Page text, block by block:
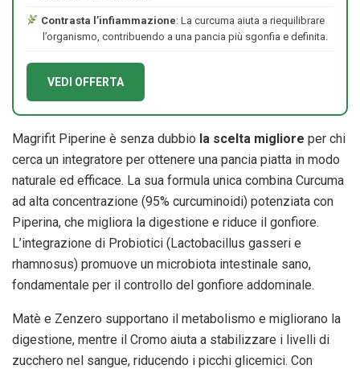
Contrasta l’infiammazione: La curcuma aiuta a riequilibrare
l’organismo, contribuendo a una pancia più sgonfia e definita.
VEDI OFFERTA
Magrifit Piperine è senza dubbio la scelta migliore per chi
cerca un integratore per ottenere una pancia piatta in modo
naturale ed efficace. La sua formula unica combina Curcuma
ad alta concentrazione (95% curcuminoidi) potenziata con
Piperina, che migliora la digestione e riduce il gonfiore.
L’integrazione di Probiotici (Lactobacillus gasseri e
rhamnosus) promuove un microbiota intestinale sano,
fondamentale per il controllo del gonfiore addominale.
Matè e Zenzero supportano il metabolismo e migliorano la
digestione, mentre il Cromo aiuta a stabilizzare i livelli di
zucchero nel sangue, riducendo i picchi glicemici. Con